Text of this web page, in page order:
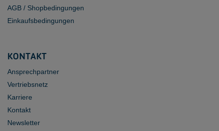
AGB / Shopbedingungen
Einkaufsbedingungen
KONTAKT
Ansprechpartner
Vertriebsnetz
Karriere
Kontakt
Newsletter